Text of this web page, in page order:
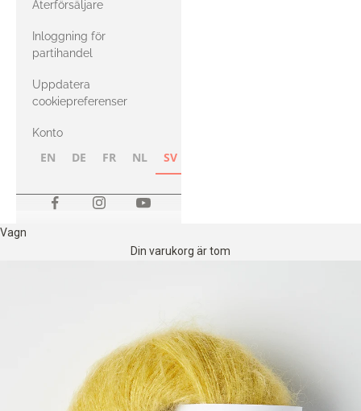
med Heavy
Merino
Återförsäljare
Inloggning för
partihandel
Uppdatera
cookiepreferenser
Konto
EN DE FR NL SV
Vagn
Din varukorg är tom